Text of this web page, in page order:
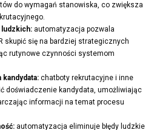
do wymagań stanowiska, co zwiększa
ludzkich: automatyzacja pozwala
skupić się na bardziej strategicznych
rutynowe czynności systemom
kandydata: chatboty rekrutacyjne i inne
doświadczenie kandydata, umożliwiając
informacji na temat procesu
automatyzacja eliminuje błędy ludzkie